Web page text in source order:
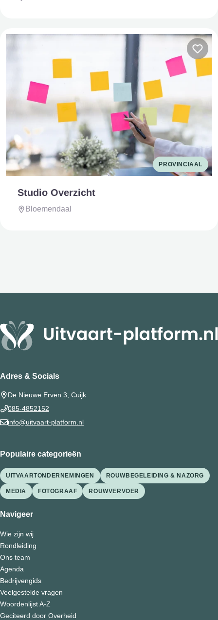
PROVINCIAAL
Studio Overzicht
Bloemendaal
Adres & Socials
De Nieuwe Erven 3, Cuijk
085-4852152
info@uitvaart-platform.nl
Populaire categorieën
UITVAARTONDERNEMINGEN ROUWBEGELEIDING & NAZORG
MEDIA FOTOGRAAF ROUWVERVOER
Navigeer
Wie zijn wij
Rondleiding
Ons team
Agenda
Bedrijvengids
Veelgestelde vragen
Woordenlijst A-Z
Geciteerd door Overheid